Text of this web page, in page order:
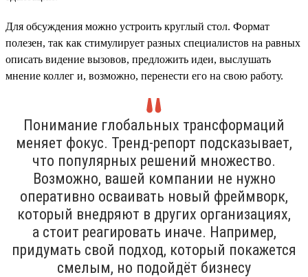
Для обсуждения можно устроить круглый стол. Формат
полезен, так как стимулирует разных специалистов на равных
описать видение вызовов, предложить идеи, выслушать
мнение коллег и, возможно, перенести его на свою работу.
Понимание глобальных трансформаций
меняет фокус. Тренд-репорт подсказывает,
что популярных решений множество.
Возможно, вашей компании не нужно
оперативно осваивать новый фреймворк,
который внедряют в других организациях,
а стоит реагировать иначе. Например,
придумать свой подход, который покажется
смелым, но подойдёт бизнесу